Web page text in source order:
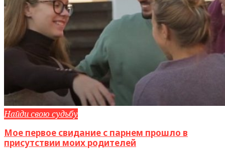
Найди свою судьбу
Мое первое свидание с парнем прошло в
присутствии моих родителей